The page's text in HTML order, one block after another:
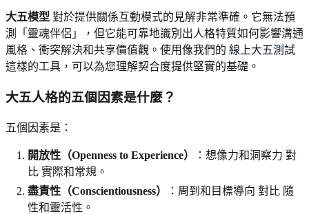
大五模型 對於提供關係互動模式的見解非常準確。它無法預
測「靈魂伴侶」，但它能可靠地識別出人格特質如何影響溝通
風格、衝突解決和共享價值觀。使用像我們的 線上大五測試
這樣的工具，可以為您理解契合度提供堅實的基礎。
大五人格的五個因素是什麼？
五個因素是：
開放性（Openness to Experience）
：想像力和洞察力 對
比 實際和常規。
盡責性（Conscientiousness）
：周到和目標導向 對比 隨
性和靈活性。